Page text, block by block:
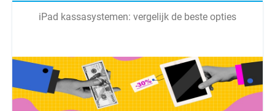
iPad kassasystemen: vergelijk de beste opties